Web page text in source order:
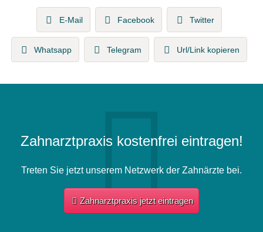
E-Mail Facebook Twitter
Whatsapp Telegram Url/Link kopieren
Zahnarztpraxis kostenfrei eintragen!
Treten Sie jetzt unserem Netzwerk der Zahnärzte bei.
Zahnarztpraxis jetzt eintragen